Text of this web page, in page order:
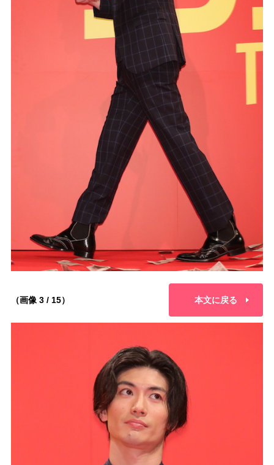
（画像 3 / 15） 本文に戻る